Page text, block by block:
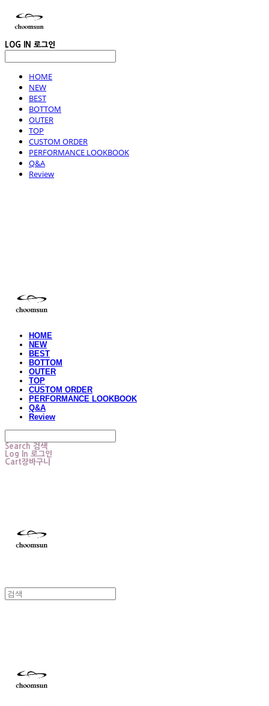
LOG IN 로그인
HOME
NEW
BEST
BOTTOM
OUTER
TOP
CUSTOM ORDER
PERFORMANCE LOOKBOOK
Q&A
Review
HOME
NEW
BEST
BOTTOM
OUTER
TOP
CUSTOM ORDER
PERFORMANCE LOOKBOOK
Q&A
Review
Search 검색
Log In 로그인
Cart장바구니